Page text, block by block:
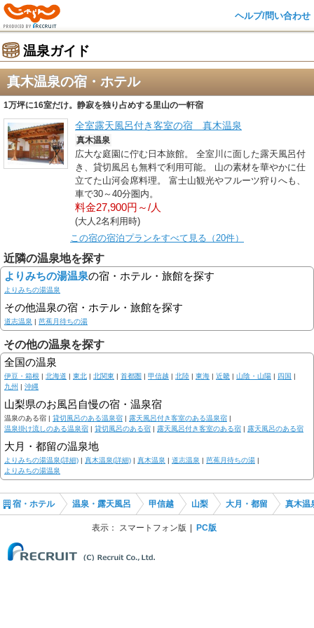
ヘルプ/問い合わせ
温泉ガイド
真木温泉の宿・ホテル
1万坪に16室だけ。静寂を独り占めする里山の一軒宿
全室露天風呂付き客室の宿 真木温泉
真木温泉
広大な庭園に佇む日本旅館。 全室川に面した露天風呂付
き、貸切風呂も無料で利用可能。 山の素材を華やかに仕
立てた山河会席料理。 富士山観光やフルーツ狩りへも、
車で30～40分圏内。
料金27,900円～/人
(大人2名利用時)
この宿の宿泊プランをすべて見る（20件）
近隣の温泉地を探す
よりみちの湯温泉の宿・ホテル・旅館を探す
よりみちの湯温泉
その他温泉の宿・ホテル・旅館を探す
道志温泉 | 芭蕉月待ちの湯
その他の温泉を探す
全国の温泉
伊豆・箱根 | 北海道 | 東北 | 北関東 | 首都圏 | 甲信越 | 北陸 | 東海 | 近畿 | 山陰・山陽 | 四国 |
九州 | 沖縄
山梨県のお風呂自慢の宿・温泉宿
温泉のある宿 | 貸切風呂のある温泉宿 | 露天風呂付き客室のある温泉宿 |
温泉掛け流しのある温泉宿 | 貸切風呂のある宿 | 露天風呂付き客室のある宿 | 露天風呂のある宿
大月・都留の温泉地
よりみちの湯温泉(詳細) | 真木温泉(詳細) | 真木温泉 | 道志温泉 | 芭蕉月待ちの湯 |
よりみちの湯温泉
宿・ホテル 温泉・露天風呂 甲信越 山梨 大月・都留 真木温
表示： スマートフォン版 PC版